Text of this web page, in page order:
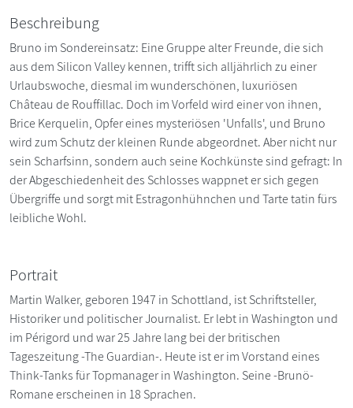
Beschreibung
Bruno im Sondereinsatz: Eine Gruppe alter Freunde, die sich
aus dem Silicon Valley kennen, trifft sich alljährlich zu einer
Urlaubswoche, diesmal im wunderschönen, luxuriösen
Château de Rouffillac. Doch im Vorfeld wird einer von ihnen,
Brice Kerquelin, Opfer eines mysteriösen 'Unfalls', und Bruno
wird zum Schutz der kleinen Runde abgeordnet. Aber nicht nur
sein Scharfsinn, sondern auch seine Kochkünste sind gefragt: In
der Abgeschiedenheit des Schlosses wappnet er sich gegen
Übergriffe und sorgt mit Estragonhühnchen und Tarte tatin fürs
leibliche Wohl.
Portrait
Martin Walker, geboren 1947 in Schottland, ist Schriftsteller,
Historiker und politischer Journalist. Er lebt in Washington und
im Périgord und war 25 Jahre lang bei der britischen
Tageszeitung -The Guardian-. Heute ist er im Vorstand eines
Think-Tanks für Topmanager in Washington. Seine -Brunö-
Romane erscheinen in 18 Sprachen.